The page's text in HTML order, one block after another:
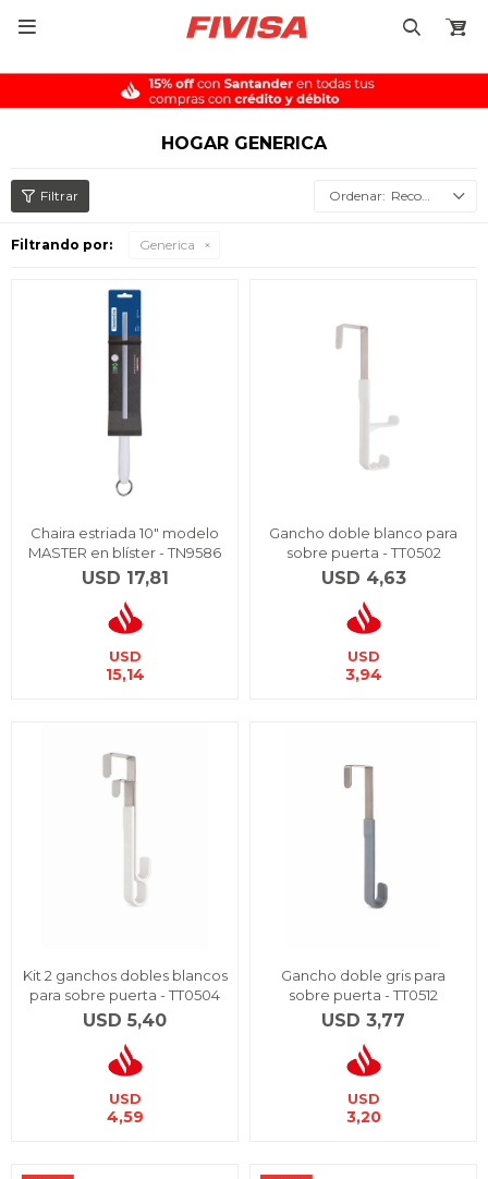

HOGAR GENERICA
Recomendados
Filtrando por: Generica
Chaira estriada 10" modelo
MASTER en blíster - TN9586
USD 17,81
USD
15,14
Gancho doble blanco para
sobre puerta - TT0502
USD 4,63
USD
3,94
Kit 2 ganchos dobles blancos
para sobre puerta - TT0504
USD 5,40
USD
4,59
Gancho doble gris para
sobre puerta - TT0512
USD 3,77
USD
3,20